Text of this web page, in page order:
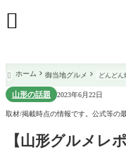

 ホーム 御当地グルメ どんどん
山形の話題 2023年6月22日
取材/掲載時点の情報です。公式等の
【山形グルメレ